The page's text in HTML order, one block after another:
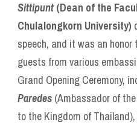
Sittipunt(Dean of the
Chulalongkorn University)
speech, and it was an
guests from various
Grand Opening Ceremony,
Paredes (Ambassador of
to the Kingdom of Thailand),